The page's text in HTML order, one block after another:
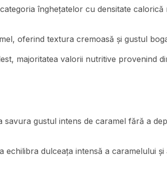
înghețatelor cu densitate calorică
oferind textura cremoasă și gustul
majoritatea valorii nutritive provenind
savura gustul intens de caramel fără a
dulceața intensă a caramelului și